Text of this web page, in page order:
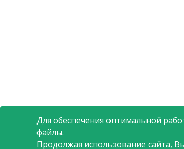
Для обеспечения оптимальной
файлы.
Продолжая использование сайта,